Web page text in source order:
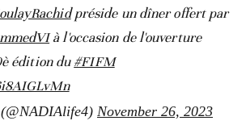
préside un dîner offert par
à l'occasion de l'ouverture
édition du#FIFM
November 26, 2023